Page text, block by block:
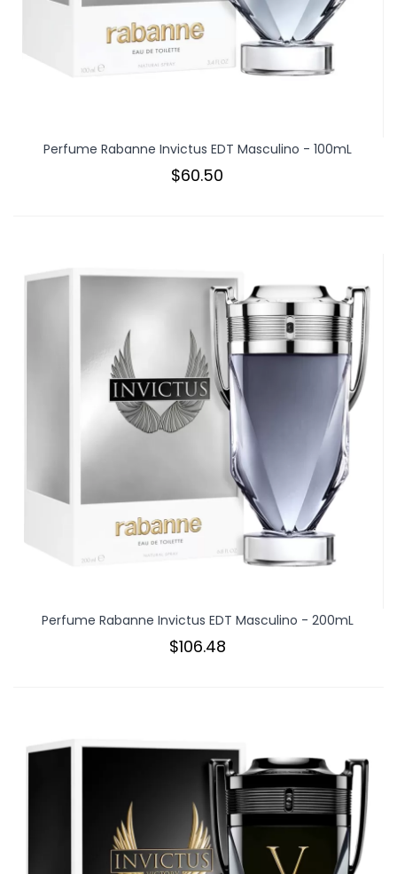
Perfume Rabanne Invictus EDT Masculino - 100mL
$60.50
Perfume Rabanne Invictus EDT Masculino - 200mL
$106.48